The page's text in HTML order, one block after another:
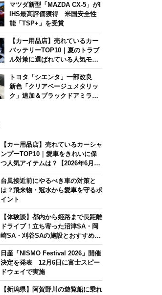
マツダ新型「MAZDA CX-5」がI
IHS最高評価獲得 米国安全性
能「TSP+」を受賞
【カー用品店】売れているカー
バッテリーTOP10｜夏のトラブ
ル対策に選ばれている人気モデ
ルは？【2026年6月版】
トヨタ「シエンタ」一部改良
新色「クリアベージュメタリッ
ク」追加＆ブラックドアミラー
【カー用品店】売れているカーシャ
ンプーTOP10｜愛車をきれいに保
つ人気アイテムは？【2026年6月
版】
台風接近前にやるべき車の対策と
は？飛来物・冠水から愛車を守るポ
イント
【体験談】都内から姫路まで長距離
ドライブ！立ち寄った沼津SA・岡
崎SA・刈谷SAの施設とおすすめグ
ルメを紹介
日産「NISMO Festival 2026」開催
決定を発表 12月6日に富士スピー
ドウェイで実施
【新潟県】阿賀野川の遊覧船に乗れ